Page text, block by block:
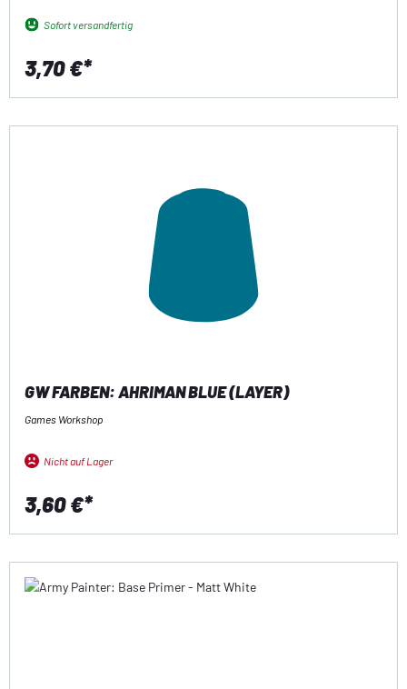
Sofort versandfertig
3,70 €*
GW FARBEN: AHRIMAN BLUE (LAYER)
Games Workshop
Nicht auf Lager
3,60 €*